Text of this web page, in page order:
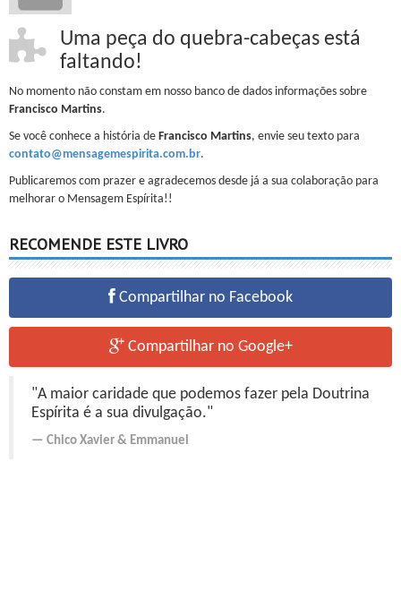
Uma peça do quebra-cabeças está
faltando!
No momento não constam em nosso banco de dados informações sobre
Francisco Martins.
Se você conhece a história de Francisco Martins, envie seu texto para
contato@mensagemespirita.com.br.
Publicaremos com prazer e agradecemos desde já a sua colaboração para
melhorar o Mensagem Espírita!!
RECOMENDE ESTE LIVRO
Compartilhar no Facebook
Compartilhar no Google+
"A maior caridade que podemos fazer pela Doutrina
Espírita é a sua divulgação."
Chico Xavier & Emmanuel